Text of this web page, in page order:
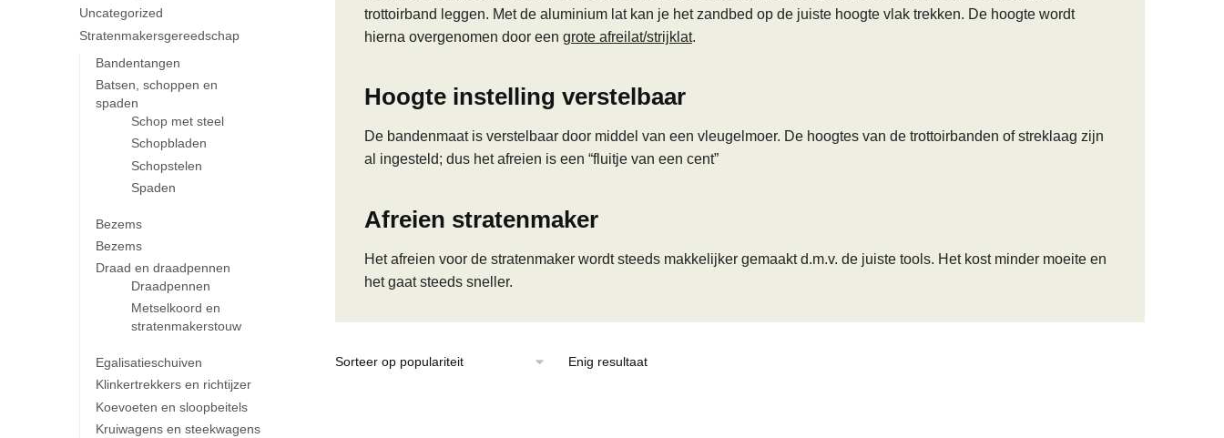
trottoirband leggen. Met de aluminium lat kan je het zandbed op de juiste hoogte vlak trekken. De hoogte wordt
hierna overgenomen door een grote afreilat/strijklat.
Hoogte instelling verstelbaar
De bandenmaat is verstelbaar door middel van een vleugelmoer. De hoogtes van de trottoirbanden of streklaag zijn
al ingesteld; dus het afreien is een “fluitje van een cent”
Afreien stratenmaker
Het afreien voor de stratenmaker wordt steeds makkelijker gemaakt d.m.v. de juiste tools. Het kost minder moeite en
het gaat steeds sneller.
Enig resultaat
Uncategorized
Stratenmakersgereedschap
Bandentangen
Batsen, schoppen en
spaden
Schop met steel
Schopbladen
Schopstelen
Spaden
Bezems
Bezems
Draad en draadpennen
Draadpennen
Metselkoord en
stratenmakerstouw
Egalisatieschuiven
Klinkertrekkers en richtijzer
Koevoeten en sloopbeitels
Kruiwagens en steekwagens